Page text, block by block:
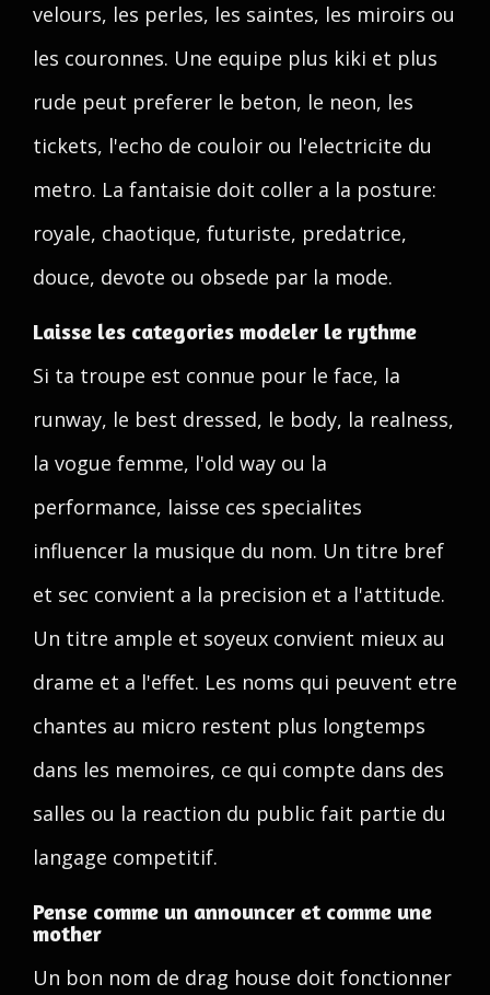
velours, les perles, les saintes, les miroirs ou
les couronnes. Une equipe plus kiki et plus
rude peut preferer le beton, le neon, les
tickets, l'echo de couloir ou l'electricite du
metro. La fantaisie doit coller a la posture:
royale, chaotique, futuriste, predatrice,
douce, devote ou obsede par la mode.
Laisse les categories modeler le rythme
Si ta troupe est connue pour le face, la
runway, le best dressed, le body, la realness,
la vogue femme, l'old way ou la
performance, laisse ces specialites
influencer la musique du nom. Un titre bref
et sec convient a la precision et a l'attitude.
Un titre ample et soyeux convient mieux au
drame et a l'effet. Les noms qui peuvent etre
chantes au micro restent plus longtemps
dans les memoires, ce qui compte dans des
salles ou la reaction du public fait partie du
langage competitif.
Pense comme un announcer et comme une
mother
Un bon nom de drag house doit fonctionner